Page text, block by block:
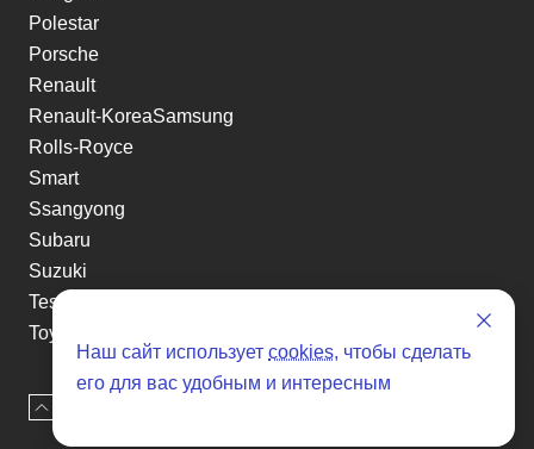
Polestar
Porsche
Renault
Renault-KoreaSamsung
Rolls-Royce
Smart
Ssangyong
Subaru
Suzuki
Tesla
Toyota
Volkswagen
Volvo
Xin yuan
Наш сайт использует cookies, чтобы сделать
его для вас удобным и интересным